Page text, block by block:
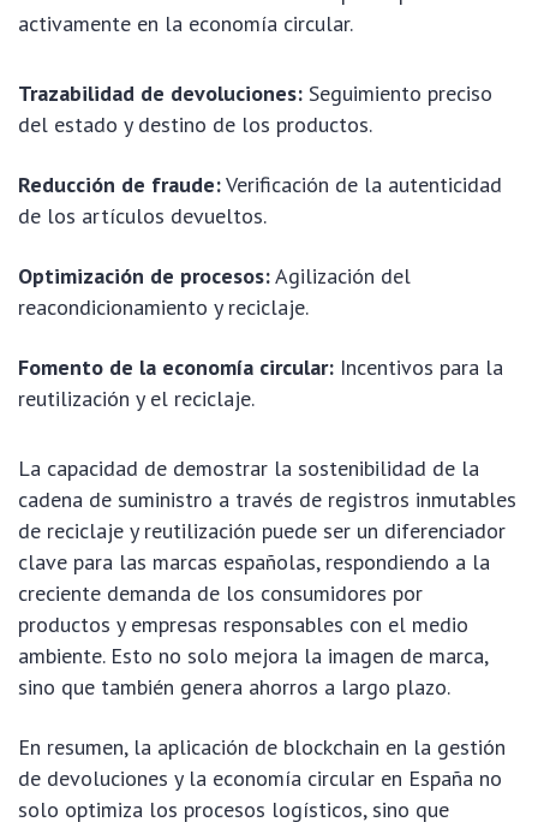
activamente en la economía circular.
Trazabilidad de devoluciones: Seguimiento preciso
del estado y destino de los productos.
Reducción de fraude:Verificación de la autenticidad
de los artículos devueltos.
Optimización de procesos:Agilización del
reacondicionamiento y reciclaje.
Fomento de la economía circular: Incentivos para la
reutilización y el reciclaje.
La capacidad de demostrar la sostenibilidad de la
cadena de suministro a través de registros inmutables
de reciclaje y reutilización puede ser un diferenciador
clave para las marcas españolas, respondiendo a la
creciente demanda de los consumidores por
productos y empresas responsables con el medio
ambiente. Esto no solo mejora la imagen de marca,
sino que también genera ahorros a largo plazo.
En resumen, la aplicación de blockchain en la gestión
de devoluciones y la economía circular en España no
solo optimiza los procesos logísticos, sino que